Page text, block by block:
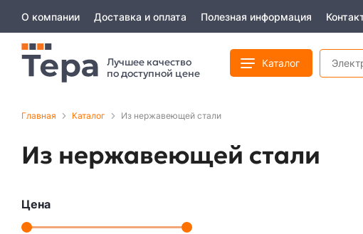
О компании Доставка и оплата Полезная информация
Лучшее качество
по доступной цене
Каталог
Главная Каталог Из нержавеющей стали
Из нержавеющей стали
Цена